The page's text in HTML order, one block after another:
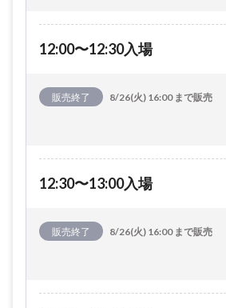
12:00〜12:30入場
販売終了 8/26(火) 16:00 まで販売
12:30〜13:00入場
販売終了 8/26(火) 16:00 まで販売